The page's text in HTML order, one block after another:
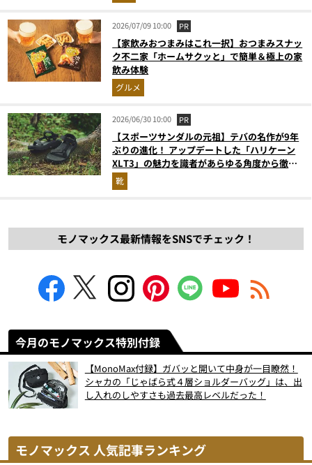
2026/07/09 10:00 PR
【家飲みおつまみはこれ一択】おつまみスナッ
ク不二家「ホームサクッと」で簡単＆極上の家
飲み体験
グルメ
2026/06/30 10:00 PR
【スポーツサンダルの元祖】テバの名作が9年
ぶりの進化！ アップデートした「ハリケーン
XLT3」の魅力を識者があらゆる角度から徹底
解説！
靴
モノマックス最新情報をSNSでチェック！
今月のモノマックス特別付録
【MonoMax付録】ガバッと開いて中身が一目瞭然！
シャカの「じゃばら式４層ショルダーバッグ」は、出
し入れのしやすさも過去最高レベルだった！
モノマックス 人気記事ランキング